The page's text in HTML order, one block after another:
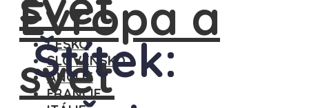
ČESKO
SLOVENSKO
ANGLIE
FRANCIE
Štítek: